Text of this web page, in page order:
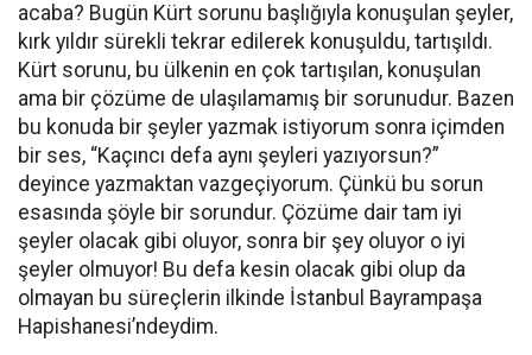
acaba? Bugün Kürt sorunu başlığıyla konuşulan şeyler,
kırk yıldır sürekli tekrar edilerek konuşuldu, tartışıldı.
Kürt sorunu, bu ülkenin en çok tartışılan, konuşulan
ama bir çözüme de ulaşılamamış bir sorunudur. Bazen
bu konuda bir şeyler yazmak istiyorum sonra içimden
bir ses, “Kaçıncı defa aynı şeyleri yazıyorsun?”
deyince yazmaktan vazgeçiyorum. Çünkü bu sorun
esasında şöyle bir sorundur. Çözüme dair tam iyi
şeyler olacak gibi oluyor, sonra bir şey oluyor o iyi
şeyler olmuyor! Bu defa kesin olacak gibi olup da
olmayan bu süreçlerin ilkinde İstanbul Bayrampaşa
Hapishanesi’ndeydim.